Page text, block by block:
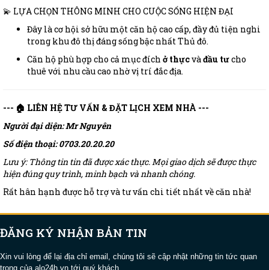
💫 LỰA CHỌN THÔNG MINH CHO CUỘC SỐNG HIỆN ĐẠI
Đây là cơ hội sở hữu một căn hộ cao cấp, đầy đủ tiện nghi
trong khu đô thị đáng sống bậc nhất Thủ đô.
Căn hộ phù hợp cho cả mục đích ở thựcvàđầu tưcho
thuê với nhu cầu cao nhờ vị trí đắc địa.
--- 🏠 LIÊN HỆ TƯ VẤN & ĐẶT LỊCH XEM NHÀ ---
Người đại diện: Mr Nguyên
Số điện thoại: 0703.20.20.20
Lưu ý: Thông tin tin đã được xác thực. Mọi giao dịch sẽ được thực
hiện đúng quy trình, minh bạch và nhanh chóng.
Rất hân hạnh được hỗ trợ và tư vấn chi tiết nhất về căn nhà!
ĐĂNG KÝ NHẬN BẢN TIN
Xin vui lòng để lại địa chỉ email, chúng tôi sẽ cập nhật những tin tức quan
trọng của alo24h.vn tới quý khách